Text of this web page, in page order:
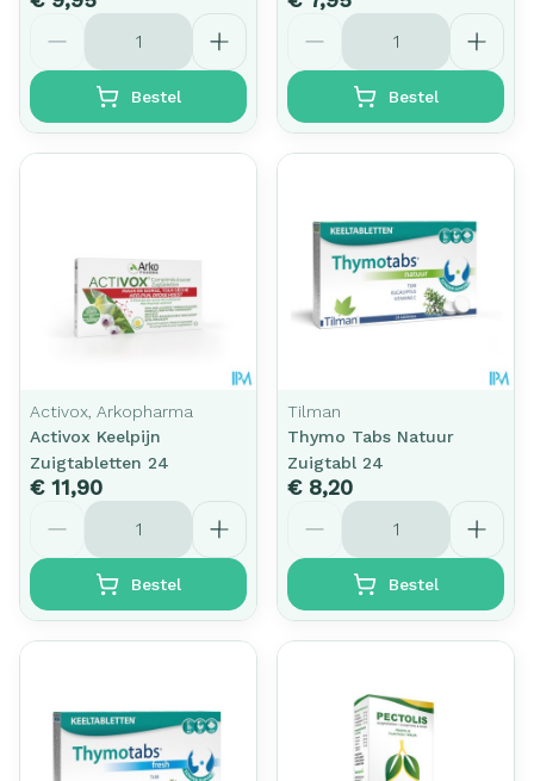
Aantal
Bestel
Aantal
Bestel
Activox, Arkopharma
Activox Keelpijn
Zuigtabletten 24
€ 11,90
Aantal
Bestel
Tilman
Thymo Tabs Natuur
Zuigtabl 24
€ 8,20
Aantal
Bestel